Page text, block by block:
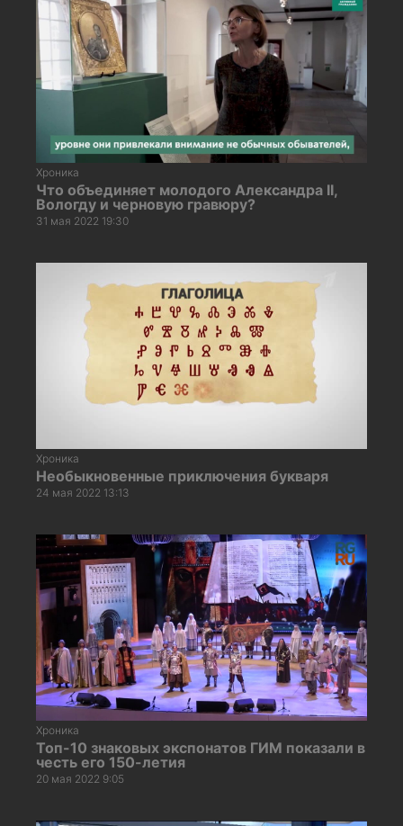
Хроника
Что объединяет молодого Александра II,
Вологду и черновую гравюру?
31 мая 2022 19:30
Хроника
Необыкновенные приключения букваря
24 мая 2022 13:13
Хроника
Топ-10 знаковых экспонатов ГИМ показали в
честь его 150-летия
20 мая 2022 9:05